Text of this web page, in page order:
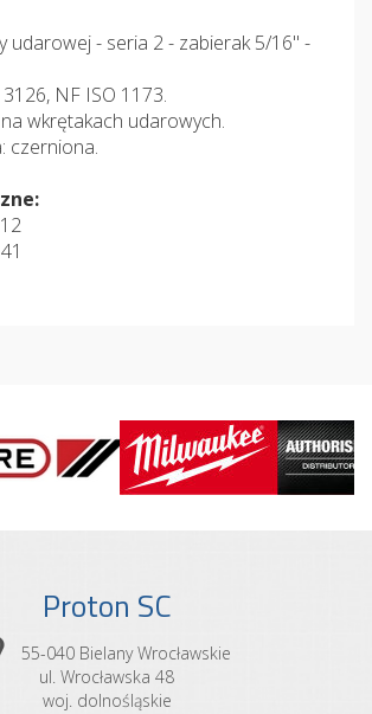
udarowej - seria 2 - zabierak 5/16" -
NF ISO 1173.
wkrętakach udarowych.
czerniona.
Proton SC
55-040 Bielany Wrocławskie
ul. Wrocławska 48
woj. dolnośląskie